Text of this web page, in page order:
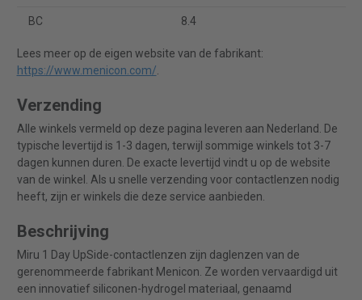
BC 8.4
Lees meer op de eigen website van de fabrikant:
https://www.menicon.com/.
Verzending
Alle winkels vermeld op deze pagina leveren aan Nederland. De
typische levertijd is 1-3 dagen, terwijl sommige winkels tot 3-7
dagen kunnen duren. De exacte levertijd vindt u op de website
van de winkel. Als u snelle verzending voor contactlenzen nodig
heeft, zijn er winkels die deze service aanbieden.
Beschrijving
Miru 1 Day UpSide-contactlenzen zijn daglenzen van de
gerenommeerde fabrikant Menicon. Ze worden vervaardigd uit
een innovatief siliconen-hydrogel materiaal, genaamd